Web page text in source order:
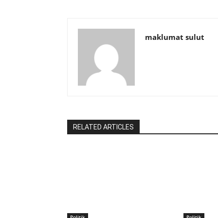
maklumat sulut
RELATED ARTICLES